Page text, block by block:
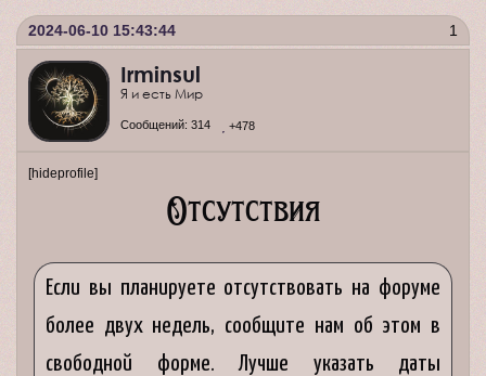
1
2024-06-10 15:43:44
Irminsul
Я и есть Мир
Сообщений: 314 +478
[hideprofile]
Отсутствия
Если вы планируете отсутствовать на форуме
более двух недель, сообщите нам об этом в
свободной форме. Лучше указать даты